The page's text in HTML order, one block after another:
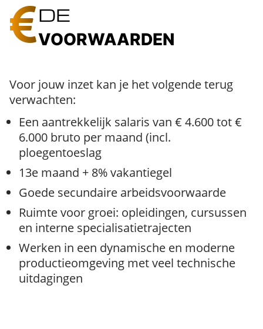
DE
VOORWAARDEN
Voor jouw inzet kan je het volgende terug
verwachten:
Een aantrekkelijk salaris van € 4.600 tot €
6.000 bruto per maand (incl.
ploegentoeslag
13e maand + 8% vakantiegel
Goede secundaire arbeidsvoorwaarde
Ruimte voor groei: opleidingen, cursussen
en interne specialisatietrajecten
Werken in een dynamische en moderne
productieomgeving met veel technische
uitdagingen